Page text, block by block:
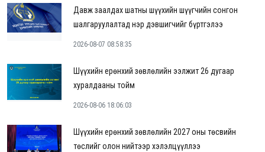
Давж заалдах шатны шүүхийн шүүгчийн сонгон
шалгаруулалтад нэр дэвшигчийг бүртгэлээ
2026-08-07 08:58:35
Шүүхийн ерөнхий зөвлөлийн ээлжит 26 дугаар
хуралдааны тойм
2026-08-06 18:06:03
Шүүхийн ерөнхий зөвлөлийн 2027 оны төсвийн
төслийг олон нийтээр хэлэлцүүллээ